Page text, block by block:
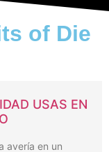
of Die
USAS EN
avería en un